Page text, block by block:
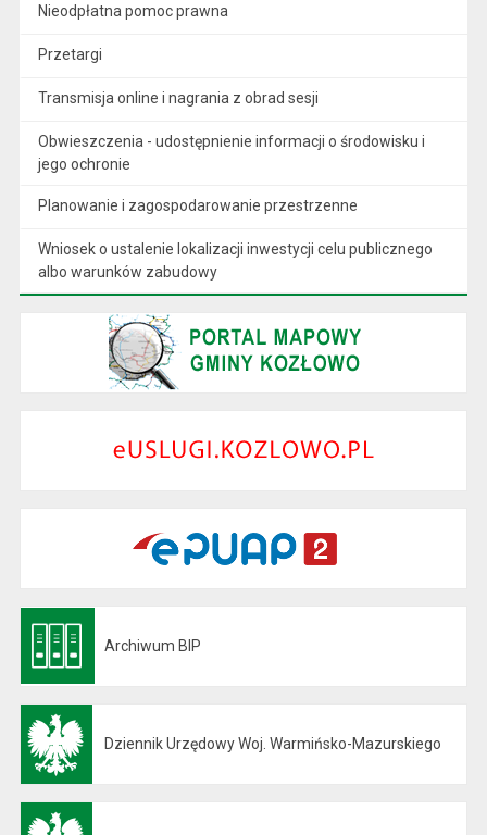
Nieodpłatna pomoc prawna
Przetargi
Transmisja online i nagrania z obrad sesji
Obwieszczenia - udostępnienie informacji o środowisku i
jego ochronie
Planowanie i zagospodarowanie przestrzenne
Wniosek o ustalenie lokalizacji inwestycji celu publicznego
albo warunków zabudowy
Archiwum BIP
Dziennik Urzędowy Woj. Warmińsko-Mazurskiego